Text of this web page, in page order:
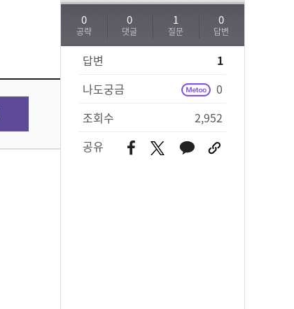
공략
0
댓글
0
질문
1
답변
0
답변
1
나도궁금
0
조회수
2,952
공유